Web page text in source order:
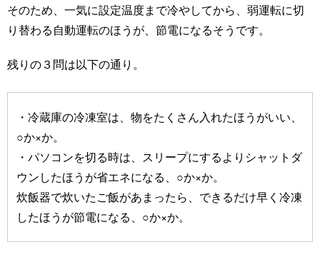
そのため、一気に設定温度まで冷やしてから、弱運転に切
り替わる自動運転のほうが、節電になるそうです。
残りの３問は以下の通り。
・冷蔵庫の冷凍室は、物をたくさん入れたほうがいい、
○か×か。
・パソコンを切る時は、スリープにするよりシャットダ
ウンしたほうが省エネになる、○か×か。
炊飯器で炊いたご飯があまったら、できるだけ早く冷凍
したほうが節電になる、○か×か。